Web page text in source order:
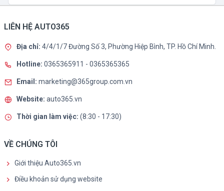
LIÊN HỆ AUTO365
Địa chỉ: 4/4/1/7 Đường Số 3, Phường Hiệp Bình, TP. Hồ Chí Minh.
Hotline: 0365365911 - 0365365365
Email: marketing@365group.com.vn
Website: auto365.vn
Thời gian làm việc: (8:30 - 17:30)
VỀ CHÚNG TÔI
Giới thiệu Auto365.vn
Điều khoản sử dụng website